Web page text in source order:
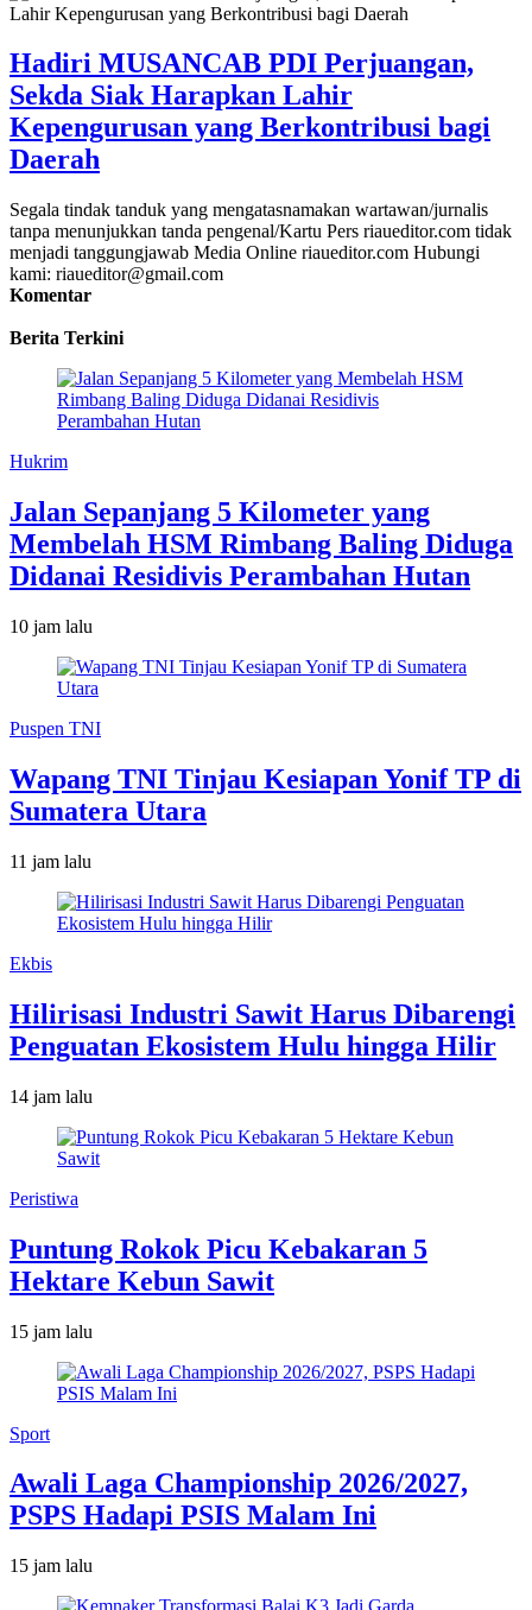
Hadiri MUSANCAB PDI Perjuangan,
Sekda Siak Harapkan Lahir
Kepengurusan yang Berkontribusi bagi
Daerah
Segala tindak tanduk yang mengatasnamakan wartawan/jurnalis
tanpa menunjukkan tanda pengenal/Kartu Pers riaueditor.com tidak
menjadi tanggungjawab Media Online riaueditor.com Hubungi
kami: riaueditor@gmail.com
Komentar
Berita Terkini
Hukrim
Jalan Sepanjang 5 Kilometer yang
Membelah HSM Rimbang Baling Diduga
Didanai Residivis Perambahan Hutan
10 jam lalu
Puspen TNI
Wapang TNI Tinjau Kesiapan Yonif TP di
Sumatera Utara
11 jam lalu
Ekbis
Hilirisasi Industri Sawit Harus Dibarengi
Penguatan Ekosistem Hulu hingga Hilir
14 jam lalu
Peristiwa
Puntung Rokok Picu Kebakaran 5
Hektare Kebun Sawit
15 jam lalu
Sport
Awali Laga Championship 2026/2027,
PSPS Hadapi PSIS Malam Ini
15 jam lalu